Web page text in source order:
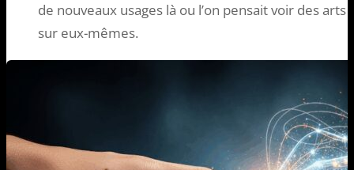
de nouveaux usages là ou l’on pensait voir des
sur eux-mêmes.